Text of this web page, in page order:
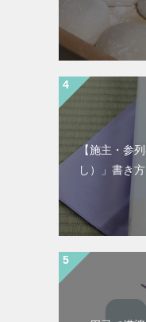
【施主・参
し）」書き